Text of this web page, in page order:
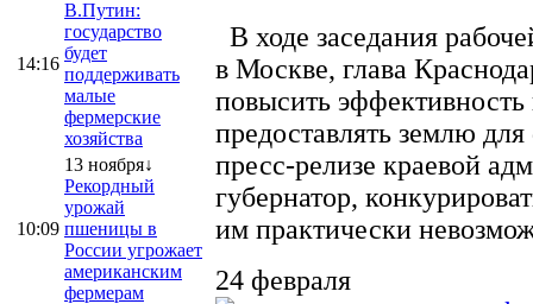
14:16
В.Путин:
государство
будет
поддерживать
малые
фермерские
хозяйства
10:09
13 ноября↓
Рекордный
урожай
пшеницы в
России угрожает
американским
фермерам
В ходе заседания
в Москве, глава
повысить эффективность
предоставлять землю
пресс-релизе краевой
губернатор,
им практически
24 февраля